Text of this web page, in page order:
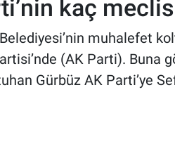
kaç
muhalefet
(AK Parti). Buna
Gürbüz AK Parti’ye